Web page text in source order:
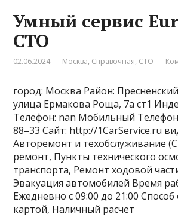
Умный сервис
СТО
02.06.2024 Москва, Справочная, СТО
город: Москва Район:
улица Ермакова Роща, 7а ст1
Телефон: nan Мобильный
88‒33 Сайт: http://1CarService.ru
Авторемонт и техобслуживание
ремонт, Пункты технического
транспорта, Ремонт ходовой
Эвакуация автомобилей Время
Ежедневно с 09:00 до 21:00
картой, Наличный расчёт